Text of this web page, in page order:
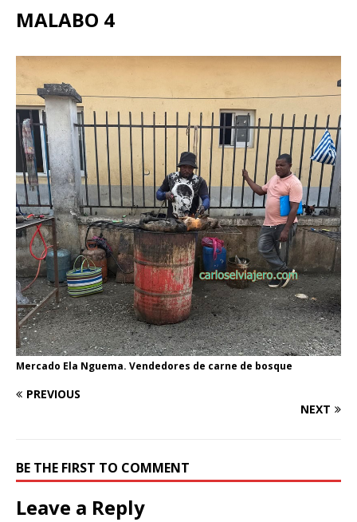
MALABO 4
Mercado Ela Nguema. Vendedores de carne de bosque
PREVIOUS
NEXT
BE THE FIRST TO COMMENT
Leave a Reply